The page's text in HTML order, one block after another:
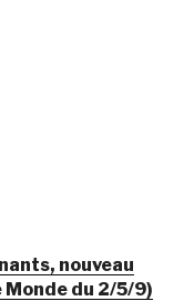
nouveau
du 2/5/9)